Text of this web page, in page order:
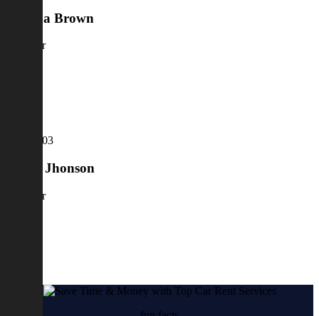
Aleesha Brown
Manager
David Jhonson
Manager